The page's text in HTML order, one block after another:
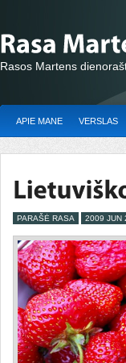
Rasos Martens
APIE MANE VERSLAS
PARAŠĖ RASA 2009 JUN